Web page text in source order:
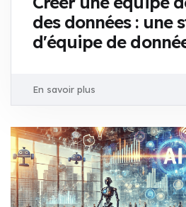
des données : une
d'équipe de
En savoir plus